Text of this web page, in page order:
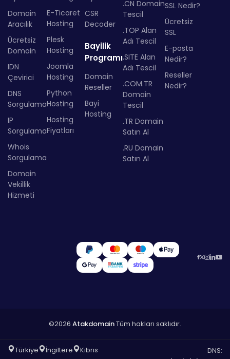
Domain
Aracılık
Ücretsiz
Domain
IDN
Çevirici
DNS
Sorgulama
IP
Sorgulama
Whois
Sorgulama
Domain
Vekillik
Hizmeti
E-Ticaret
Hosting
Plesk
Hosting
Joomla
Hosting
Python
Hosting
Hosting
Fiyatları
CSR
Decoder
Bayilik
Programı
Domain
Reseller
Bayi
Hosting
.CN Domain
Tescil
.TOP Alan
Adı Tescil
.SITE Alan
Adı Tescil
.COM.TR
Domain
Tescil
.TR Domain
Satın Al
.RU Domain
Satın Al
SSL Nedir?
Ücretsiz
SSL
E-posta
Nedir?
Reseller
Nedir?
©2026 AtakdomainTüm hakları saklıdır.
Türkiye İngiltere
Kıbrıs
DNS: